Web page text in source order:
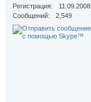
Регистрация
11.09.2008
Сообщений
2,549